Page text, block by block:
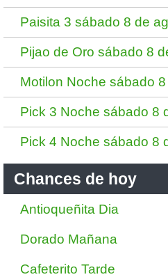
Paisita 3 sábado 8 de
Pijao de Oro sábado 8
Motilon Noche sábado
Pick 3 Noche sábado 8
Pick 4 Noche sábado 8
Chances de hoy
Antioqueñita Dia
Dorado Mañana
Cafeterito Tarde